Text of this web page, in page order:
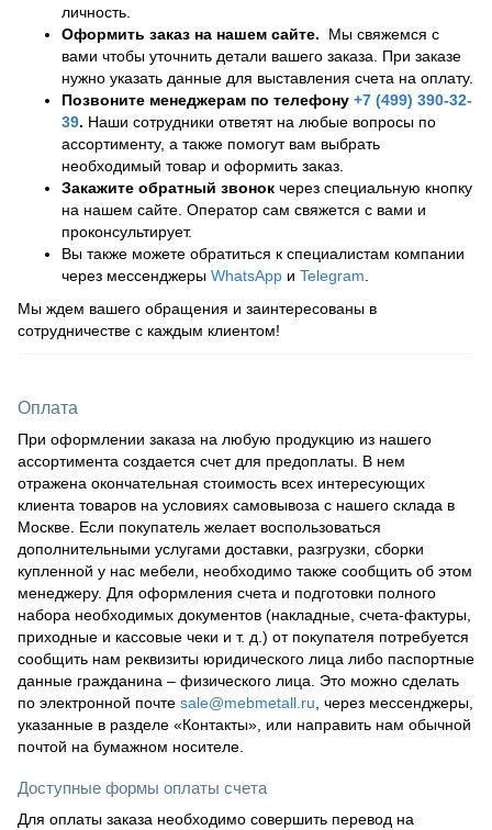
личность.
Оформить заказ на нашем сайте. Мы свяжемся с
вами чтобы уточнить детали вашего заказа. При заказе
нужно указать данные для выставления счета на оплату.
Позвоните менеджерам по телефону +7 (499) 390-32-
39. Наши сотрудники ответят на любые вопросы по
ассортименту, а также помогут вам выбрать
необходимый товар и оформить заказ.
Закажите обратный звонок через специальную кнопку
на нашем сайте. Оператор сам свяжется с вами и
проконсультирует.
Вы также можете обратиться к специалистам компании
через мессенджеры WhatsApp и Telegram.
Мы ждем вашего обращения и заинтересованы в
сотрудничестве с каждым клиентом!
Оплата
При оформлении заказа на любую продукцию из нашего
ассортимента создается счет для предоплаты. В нем
отражена окончательная стоимость всех интересующих
клиента товаров на условиях самовывоза с нашего склада в
Москве. Если покупатель желает воспользоваться
дополнительными услугами доставки, разгрузки, сборки
купленной у нас мебели, необходимо также сообщить об этом
менеджеру. Для оформления счета и подготовки полного
набора необходимых документов (накладные, счета-фактуры,
приходные и кассовые чеки и т. д.) от покупателя потребуется
сообщить нам реквизиты юридического лица либо паспортные
данные гражданина – физического лица. Это можно сделать
по электронной почте sale@mebmetall.ru, через мессенджеры,
указанные в разделе «Контакты», или направить нам обычной
почтой на бумажном носителе.
Доступные формы оплаты счета
Для оплаты заказа необходимо совершить перевод на